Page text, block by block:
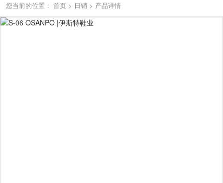
您当前的位置： 首页 > 日销 > 产品详情